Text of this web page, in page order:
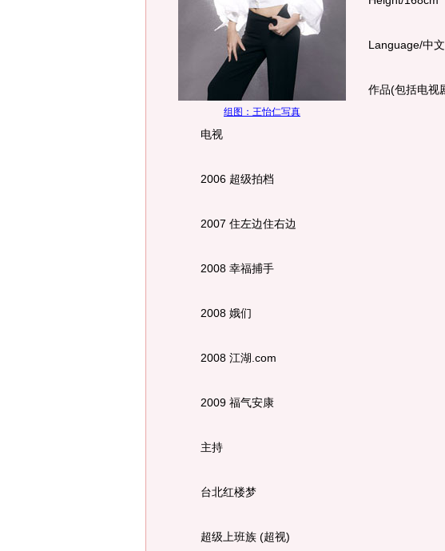
组图：王怡仁写真
Language/中文
作品(包括电视
电视
2006 超级拍档
2007 住左边住右边
2008 幸福捕手
2008 娥们
2008 江湖.com
2009 福气安康
主持
台北红楼梦
超级上班族 (超视)